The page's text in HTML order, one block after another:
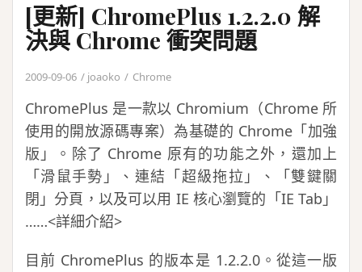
[更新] ChromePlus 1.2.2.0 解
決與 Chrome 衝突問題
2009-09-06 joaoko Chrome
ChromePlus 是一款以 Chromium（Chrome 所
使用的開放源碼專案）為基礎的 Chrome「加強
版」。除了 Chrome 原有的功能之外，還加上
「滑鼠手勢」、連結「超級拖拉」、「雙鍵關
閉」分頁，以及可以用 IE 核心瀏覽的「IE Tab」
……<詳細介紹>
目前 ChromePlus 的版本是 1.2.2.0。從這一版